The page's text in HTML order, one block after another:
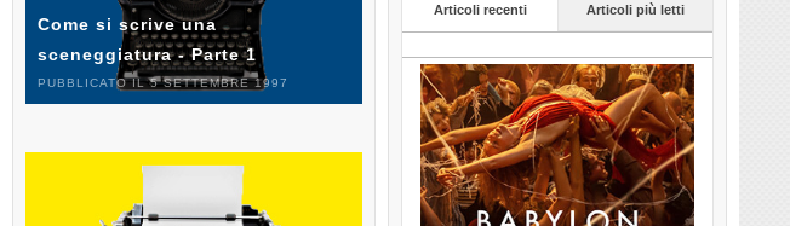
Articoli recenti Articoli più letti
Come si scrive una
sceneggiatura - Parte 1
PUBBLICATO IL 5 SETTEMBRE 1997